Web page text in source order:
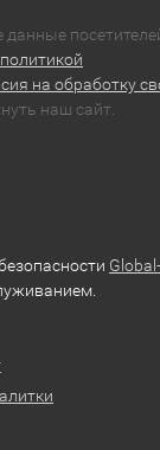
на обработку
наш сайт.
Global-